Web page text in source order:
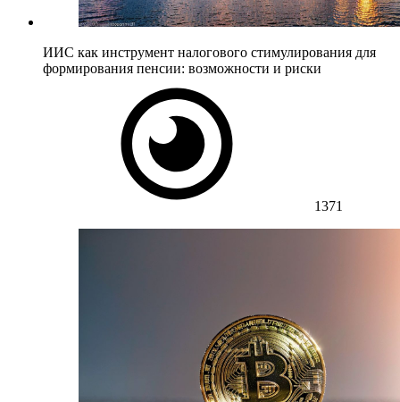
ИИС как инструмент налогового стимулирования для
формирования пенсии: возможности и риски
1371